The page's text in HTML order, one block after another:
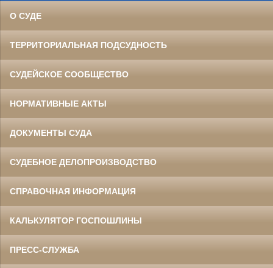
О СУДЕ
ТЕРРИТОРИАЛЬНАЯ ПОДСУДНОСТЬ
СУДЕЙСКОЕ СООБЩЕСТВО
НОРМАТИВНЫЕ АКТЫ
ДОКУМЕНТЫ СУДА
СУДЕБНОЕ ДЕЛОПРОИЗВОДСТВО
СПРАВОЧНАЯ ИНФОРМАЦИЯ
КАЛЬКУЛЯТОР ГОСПОШЛИНЫ
ПРЕСС-СЛУЖБА